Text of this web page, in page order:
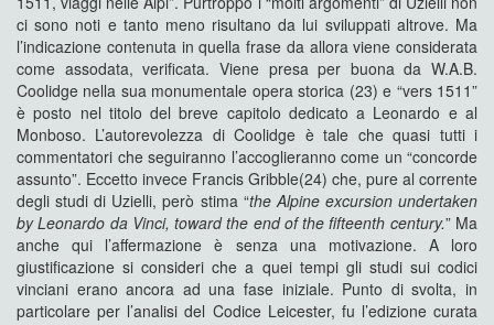
ci sono noti e tanto meno risultano da lui sviluppati altrove. Ma
l’indicazione contenuta in quella frase da allora viene considerata
come assodata, verificata. Viene presa per buona da W.A.B.
Coolidge nella sua monumentale opera storica (23) e “vers 1511”
è posto nel titolo del breve capitolo dedicato a Leonardo e al
Monboso. L’autorevolezza di Coolidge è tale che quasi tutti i
commentatori che seguiranno l’accoglieranno come un “concorde
assunto”. Eccetto invece Francis Gribble(24) che, pure al corrente
degli studi di Uzielli, però stima “the Alpine excursion undertaken
by Leonardo da Vinci, towardthe end of the fifteenth century.” Ma
anche qui l’affermazione è senza una motivazione. A loro
giustificazione si consideri che a quei tempi gli studi sui codici
vinciani erano ancora ad una fase iniziale. Punto di svolta, in
particolare per l’analisi del Codice Leicester, fu l’edizione curata